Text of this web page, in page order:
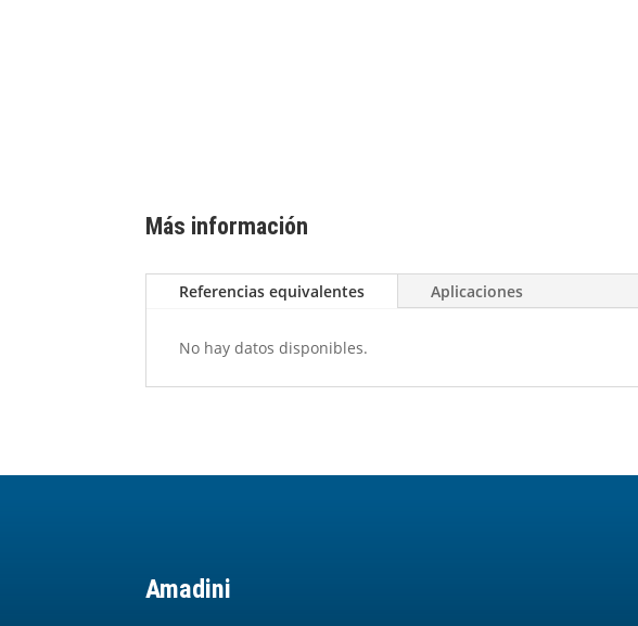
Más información
Referencias equivalentes Aplicaciones
No hay datos disponibles.
Amadini